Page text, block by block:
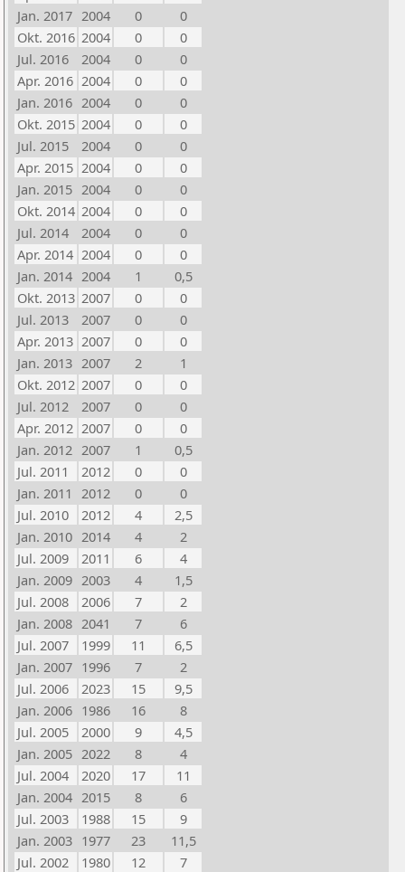
Jan. 2017 2004 0
0
Okt. 2016 2004 0
0
Jul. 2016
2004 0
0
Apr. 2016 2004 0
0
Jan. 2016 2004 0
0
Okt. 2015 2004 0
0
Jul. 2015
2004 0
0
Apr. 2015 2004 0
0
Jan. 2015 2004 0
0
Okt. 2014 2004 0
0
Jul. 2014
2004 0
0
Apr. 2014 2004 0
0
Jan. 2014 2004 1
0,5
Okt. 2013 2007 0
0
Jul. 2013
2007 0
0
Apr. 2013 2007 0
0
Jan. 2013 2007 2
1
Okt. 2012 2007 0
0
Jul. 2012
2007 0
0
Apr. 2012 2007 0
0
Jan. 2012 2007 1
0,5
Jul. 2011
2012 0
0
Jan. 2011 2012 0
0
Jul. 2010
2012 4
2,5
Jan. 2010 2014 4
2
Jul. 2009
2011 6
4
Jan. 2009 2003 4
1,5
Jul. 2008
2006 7
2
Jan. 2008 2041 7
6
Jul. 2007
1999 11
6,5
Jan. 2007 1996 7
2
Jul. 2006
2023 15
9,5
Jan. 2006 1986 16
8
Jul. 2005
2000 9
4,5
Jan. 2005 2022 8
4
Jul. 2004
2020 17
11
Jan. 2004 2015 8
6
Jul. 2003
1988 15
9
Jan. 2003 1977 23
11,5
Jul. 2002
1980 12
7